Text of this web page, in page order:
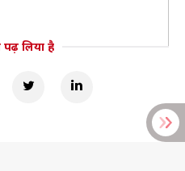
लिया है